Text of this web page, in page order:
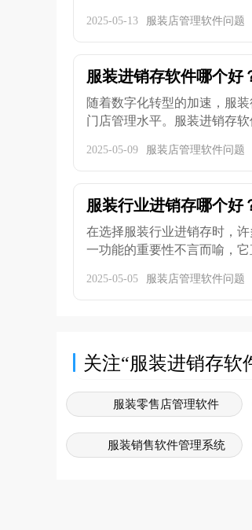
2025-05-13 服装店管理软件问题
服装进销存软件哪个好
随着数字化转型的加速，服
门店管理水平。服装进销存软
2025-05-09 服装店管理软件问题
服装行业进销存哪个好
在选择服装行业进销存时，
一功能的重要性不言而喻，它
2025-05-05 服装店管理软件问题
关注“服装进销存软
服装零售店管理软件
服装销售软件管理系统